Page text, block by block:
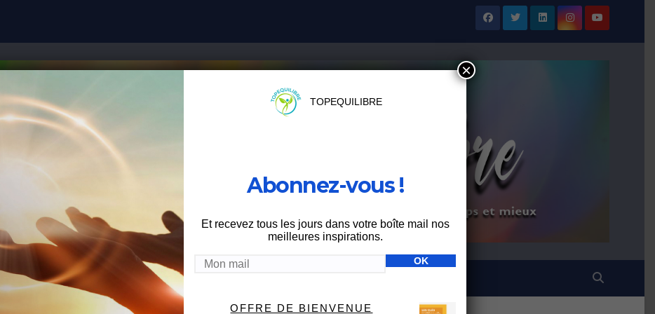
POUR ME CONTACTER
TOPEQUILIBRE
Abonnez-vous !
Et recevez tous les jours dans votre boîte mail nos
meilleures inspirations.
OFFRE DE BIENVENUE
×